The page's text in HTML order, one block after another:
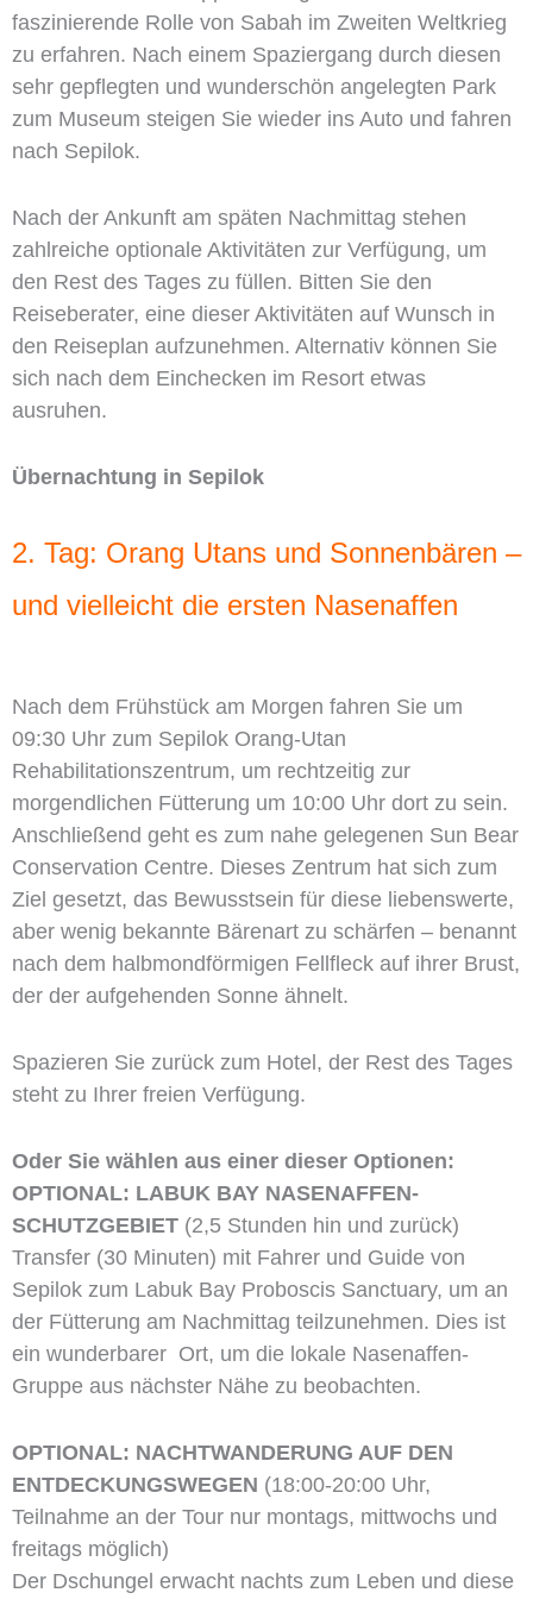
faszinierende Rolle von Sabah im Zweiten Weltkrieg
zu erfahren. Nach einem Spaziergang durch diesen
sehr gepflegten und wunderschön angelegten Park
zum Museum steigen Sie wieder ins Auto und fahren
nach Sepilok.
Nach der Ankunft am späten Nachmittag stehen
zahlreiche optionale Aktivitäten zur Verfügung, um
den Rest des Tages zu füllen. Bitten Sie den
Reiseberater, eine dieser Aktivitäten auf Wunsch in
den Reiseplan aufzunehmen. Alternativ können Sie
sich nach dem Einchecken im Resort etwas
ausruhen.
Übernachtung in Sepilok
2. Tag: Orang Utans und Sonnenbären –
und vielleicht die ersten Nasenaffen
Nach dem Frühstück am Morgen fahren Sie um
09:30 Uhr zum Sepilok Orang-Utan
Rehabilitationszentrum, um rechtzeitig zur
morgendlichen Fütterung um 10:00 Uhr dort zu sein.
Anschließend geht es zum nahe gelegenen Sun Bear
Conservation Centre. Dieses Zentrum hat sich zum
Ziel gesetzt, das Bewusstsein für diese liebenswerte,
aber wenig bekannte Bärenart zu schärfen – benannt
nach dem halbmondförmigen Fellfleck auf ihrer Brust,
der der aufgehenden Sonne ähnelt.
Spazieren Sie zurück zum Hotel, der Rest des Tages
steht zu Ihrer freien Verfügung.
Oder Sie wählen aus einer dieser Optionen:
OPTIONAL: LABUK BAY NASENAFFEN-
SCHUTZGEBIET (2,5 Stunden hin und zurück)
Transfer (30 Minuten) mit Fahrer und Guide von
Sepilok zum Labuk Bay Proboscis Sanctuary, um an
der Fütterung am Nachmittag teilzunehmen. Dies ist
ein wunderbarer Ort, um die lokale Nasenaffen-
Gruppe aus nächster Nähe zu beobachten.
OPTIONAL: NACHTWANDERUNG AUF DEN
ENTDECKUNGSWEGEN (18:00-20:00 Uhr,
Teilnahme an der Tour nur montags, mittwochs und
freitags möglich)
Der Dschungel erwacht nachts zum Leben und diese